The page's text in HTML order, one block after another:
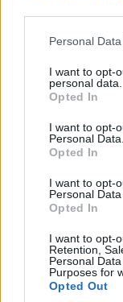
Please note that
not limited to your
grant or deny
use your data for
consent section.
Personal
I want to opt-
personal data.
Opted In
I want to opt-
Personal Data.
Opted In
I want to opt-
Personal
Opted In
I want to opt-
Retention,
Personal
Purposes for
Opted Out
ΠΟΛΙΤΙΚΗ
Βουλή: Στην
– Χαρακτήρισε
28/07/2026 - 9:55μμ